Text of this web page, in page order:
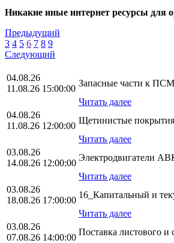
Никакие иные интернет ресурсы для
Предыдущий
3 4 5 6 7 8 9
Следующий
04.08.26
11.08.26 15:00:00
Запасные части к
Читать далее
04.08.26
11.08.26 12:00:00
Щетинистые
Читать далее
03.08.26
14.08.26 12:00:00
Электродвигатели
Читать далее
03.08.26
18.08.26 17:00:00
16_Капитальный и
Читать далее
03.08.26
07.08.26 14:00:00
Поставка листового